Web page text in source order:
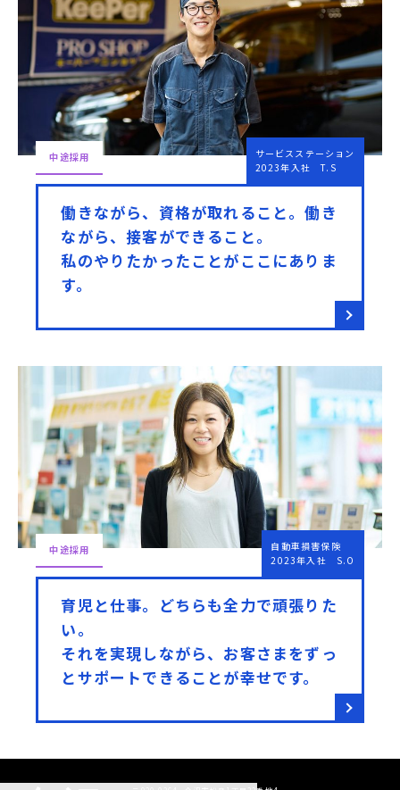
中途採用
サービスステーション
2023年入社 T.S
働きながら、資格が取れること。働き
ながら、接客ができること。
私のやりたかったことがここにありま
す。
中途採用
自動車損害保険
2023年入社 S.O
育児と仕事。どちらも全力で頑張りた
い。
それを実現しながら、お客さまをずっ
とサポートできることが幸せです。